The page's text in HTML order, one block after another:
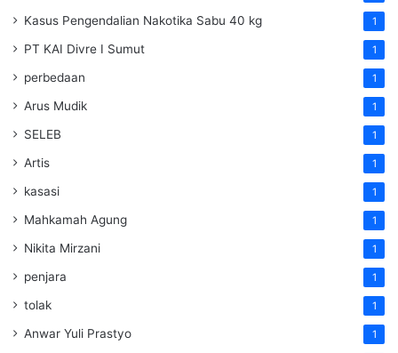
Kasus Pengendalian Nakotika Sabu 40 kg 1
PT KAI Divre I Sumut 1
perbedaan 1
Arus Mudik 1
SELEB 1
Artis 1
kasasi 1
Mahkamah Agung 1
Nikita Mirzani 1
penjara 1
tolak 1
Anwar Yuli Prastyo 1